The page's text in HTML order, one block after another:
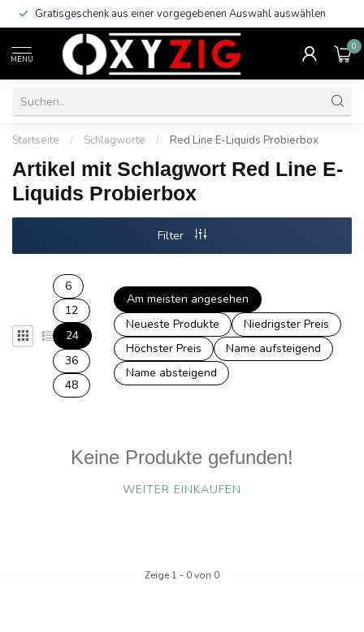
Gratisgeschenk aus einer vorgegebenen Auswahl auswählen
MENU
0
Startseite / Schlagworte / Red Line E-Liquids Probierbox
Artikel mit Schlagwort Red Line E-
Liquids Probierbox
Filter
6
12
24
36
48
Am meisten angesehen
Neueste Produkte
Niedrigster Preis
Höchster Preis
Name aufsteigend
Name absteigend
Keine Produkte gefunden!
WEITER EINKAUFEN
Zeige 1 - 0von 0